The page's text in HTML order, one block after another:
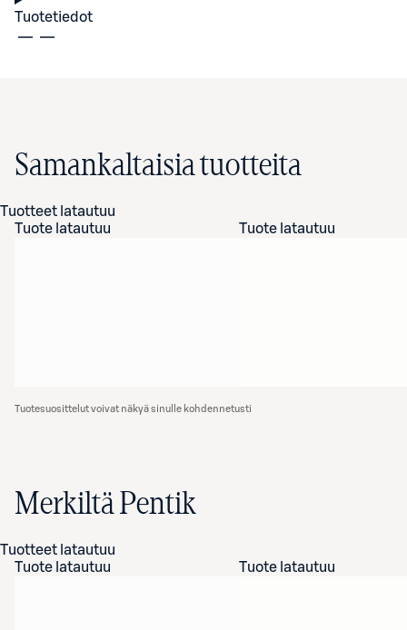
Tuotetiedot
Samankaltaisia tuotteita
Tuotteet latautuu
Tuote latautuu
Tuote latautuu
Tuotesuosittelut voivat näkyä sinulle kohdennetusti
Merkiltä Pentik
Tuotteet latautuu
Tuote latautuu
Tuote latautuu